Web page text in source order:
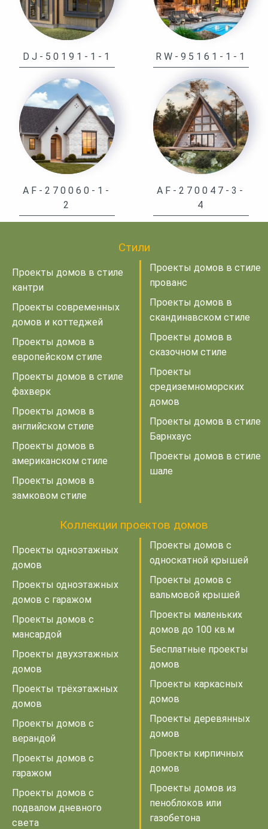
DJ-50191-1-1 RW-95161-1-1
AF-270060-1-
2
AF-270047-3-
4
Стили
Проекты домов в стиле
кантри
Проекты современных
домов и коттеджей
Проекты домов в
европейском стиле
Проекты домов в стиле
фахверк
Проекты домов в
английском стиле
Проекты домов в
американском стиле
Проекты домов в
замковом стиле
Проекты домов в стиле
прованс
Проекты домов в
скандинавском стиле
Проекты домов в
сказочном стиле
Проекты
средиземноморских
домов
Проекты домов в стиле
Барнхаус
Проекты домов в стиле
шале
Коллекции проектов домов
Проекты одноэтажных
домов
Проекты одноэтажных
домов с гаражом
Проекты домов с
мансардой
Проекты двухэтажных
домов
Проекты трёхэтажных
домов
Проекты домов с
верандой
Проекты домов с
гаражом
Проекты домов с
подвалом дневного
света
Проекты домов с
односкатной крышей
Проекты домов с
вальмовой крышей
Проекты маленьких
домов до 100 кв.м
Бесплатные проекты
домов
Проекты каркасных
домов
Проекты деревянных
домов
Проекты кирпичных
домов
Проекты домов из
пеноблоков или
газобетона